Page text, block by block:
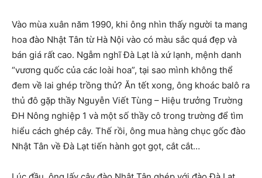
Vào mùa xuân năm 1990, khi ông nhìn thấy người ta mang
hoa đào Nhật Tân từ Hà Nội vào có màu sắc quá đẹp và
bán giá rất cao. Ngẫm nghĩ Đà Lạt là xứ lạnh, mệnh danh
“vương quốc của các loài hoa”, tại sao mình không thể
đem về lai ghép trồng thử? Ăn tết xong, ông khoác balô ra
thủ đô gặp thầy Nguyễn Viết Tùng – Hiệu trưởng Trường
ĐH Nông nghiệp 1 và một số thầy cô trong trường để tìm
hiểu cách ghép cây. Thế rồi, ông mua hàng chục gốc đào
Nhật Tân về Đà Lạt tiến hành gọt gọt, cắt cắt…